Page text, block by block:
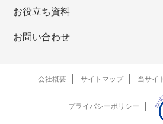
お役立ち資料
お問い合わせ
会社概要 サイトマップ 当サイ
プライバシーポリシー